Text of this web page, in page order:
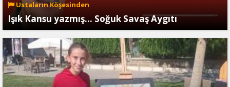
Ustaların Köşesinden
Işık Kansu yazmış… Soğuk Savaş Aygıtı